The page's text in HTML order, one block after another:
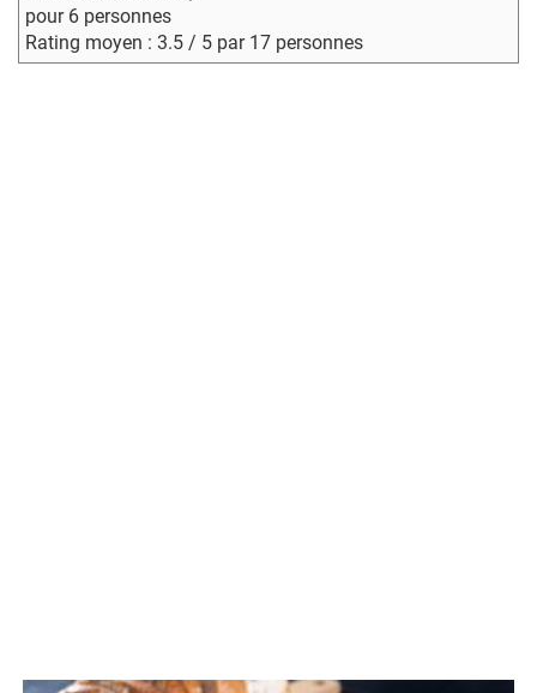
pour 6 personnes
Rating moyen : 3.5 / 5 par 17 personnes